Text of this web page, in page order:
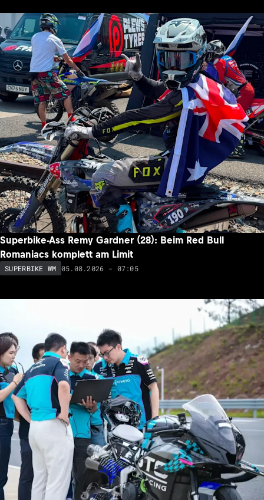
Superbike-Ass Remy Gardner (28): Beim Red Bull
Romaniacs komplett am Limit
SUPERBIKE WM 05.08.2026 - 07:05